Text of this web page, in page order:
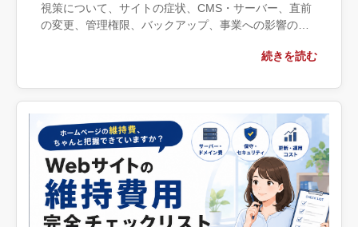
視策について、サイトの症状、CMS・サーバー、直前
の変更、管理権限、バックアップ、事業への影響の観
きる範囲と外部へ相談する条件、相談前に用意する情
す。
続きを読む